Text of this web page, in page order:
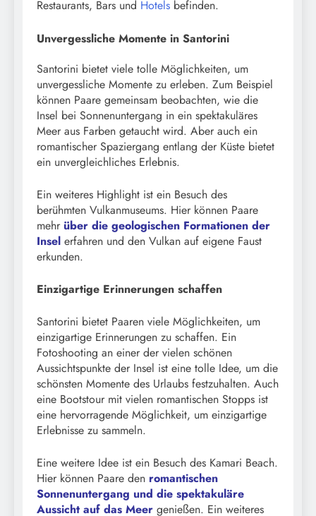
Restaurants, Bars und Hotels befinden.
Unvergessliche Momente in Santorini
Santorini bietet viele tolle Möglichkeiten, um
unvergessliche Momente zu erleben. Zum Beispiel
können Paare gemeinsam beobachten, wie die
Insel bei Sonnenuntergang in ein spektakuläres
Meer aus Farben getaucht wird. Aber auch ein
romantischer Spaziergang entlang der Küste bietet
ein unvergleichliches Erlebnis.
Ein weiteres Highlight ist ein Besuch des
berühmten Vulkanmuseums. Hier können Paare
mehr über die geologischen Formationen der
Insel erfahren und den Vulkan auf eigene Faust
erkunden.
Einzigartige Erinnerungen schaffen
Santorini bietet Paaren viele Möglichkeiten, um
einzigartige Erinnerungen zu schaffen. Ein
Fotoshooting an einer der vielen schönen
Aussichtspunkte der Insel ist eine tolle Idee, um die
schönsten Momente des Urlaubs festzuhalten. Auch
eine Bootstour mit vielen romantischen Stopps ist
eine hervorragende Möglichkeit, um einzigartige
Erlebnisse zu sammeln.
Eine weitere Idee ist ein Besuch des Kamari Beach.
Hier können Paare den romantischen
Sonnenuntergang und die spektakuläre
Aussicht auf das Meer genießen. Ein weiteres